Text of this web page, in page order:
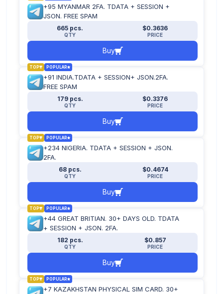
+95 MYANMAR 2FA. TDATA + SESSION +
JSON. FREE SPAM
665 pcs.
QTY
$0.3636
PRICE
Buy
TOP POPULAR
+91 INDIA.TDATA + SESSION+ JSON.2FA.
FREE SPAM
179 pcs.
QTY
$0.3376
PRICE
Buy
TOP POPULAR
+234 NIGERIA. TDATA + SESSION + JSON.
2FA.
68 pcs.
QTY
$0.4674
PRICE
Buy
TOP POPULAR
+44 GREAT BRITIAN. 30+ DAYS OLD. TDATA
+ SESSION + JSON. 2FA.
182 pcs.
QTY
$0.857
PRICE
Buy
TOP POPULAR
+7 KAZAKHSTAN PHYSICAL SIM CARD. 30+